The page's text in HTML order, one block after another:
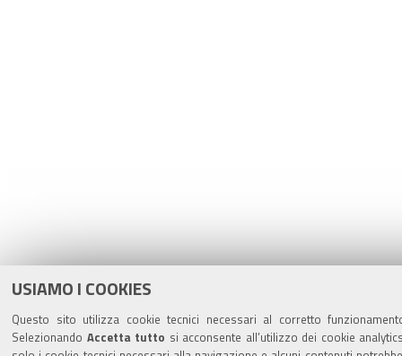
USIAMO I COOKIES
Questo sito utilizza cookie tecnici necessari al corretto
Selezionando Accetta tutto si acconsente all’utilizzo dei cookie